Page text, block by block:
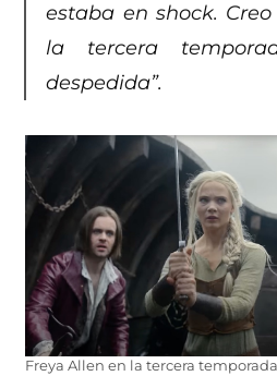
estaba en shock.
la tercera
despedida”.
Freya Allen en la tercera temporada